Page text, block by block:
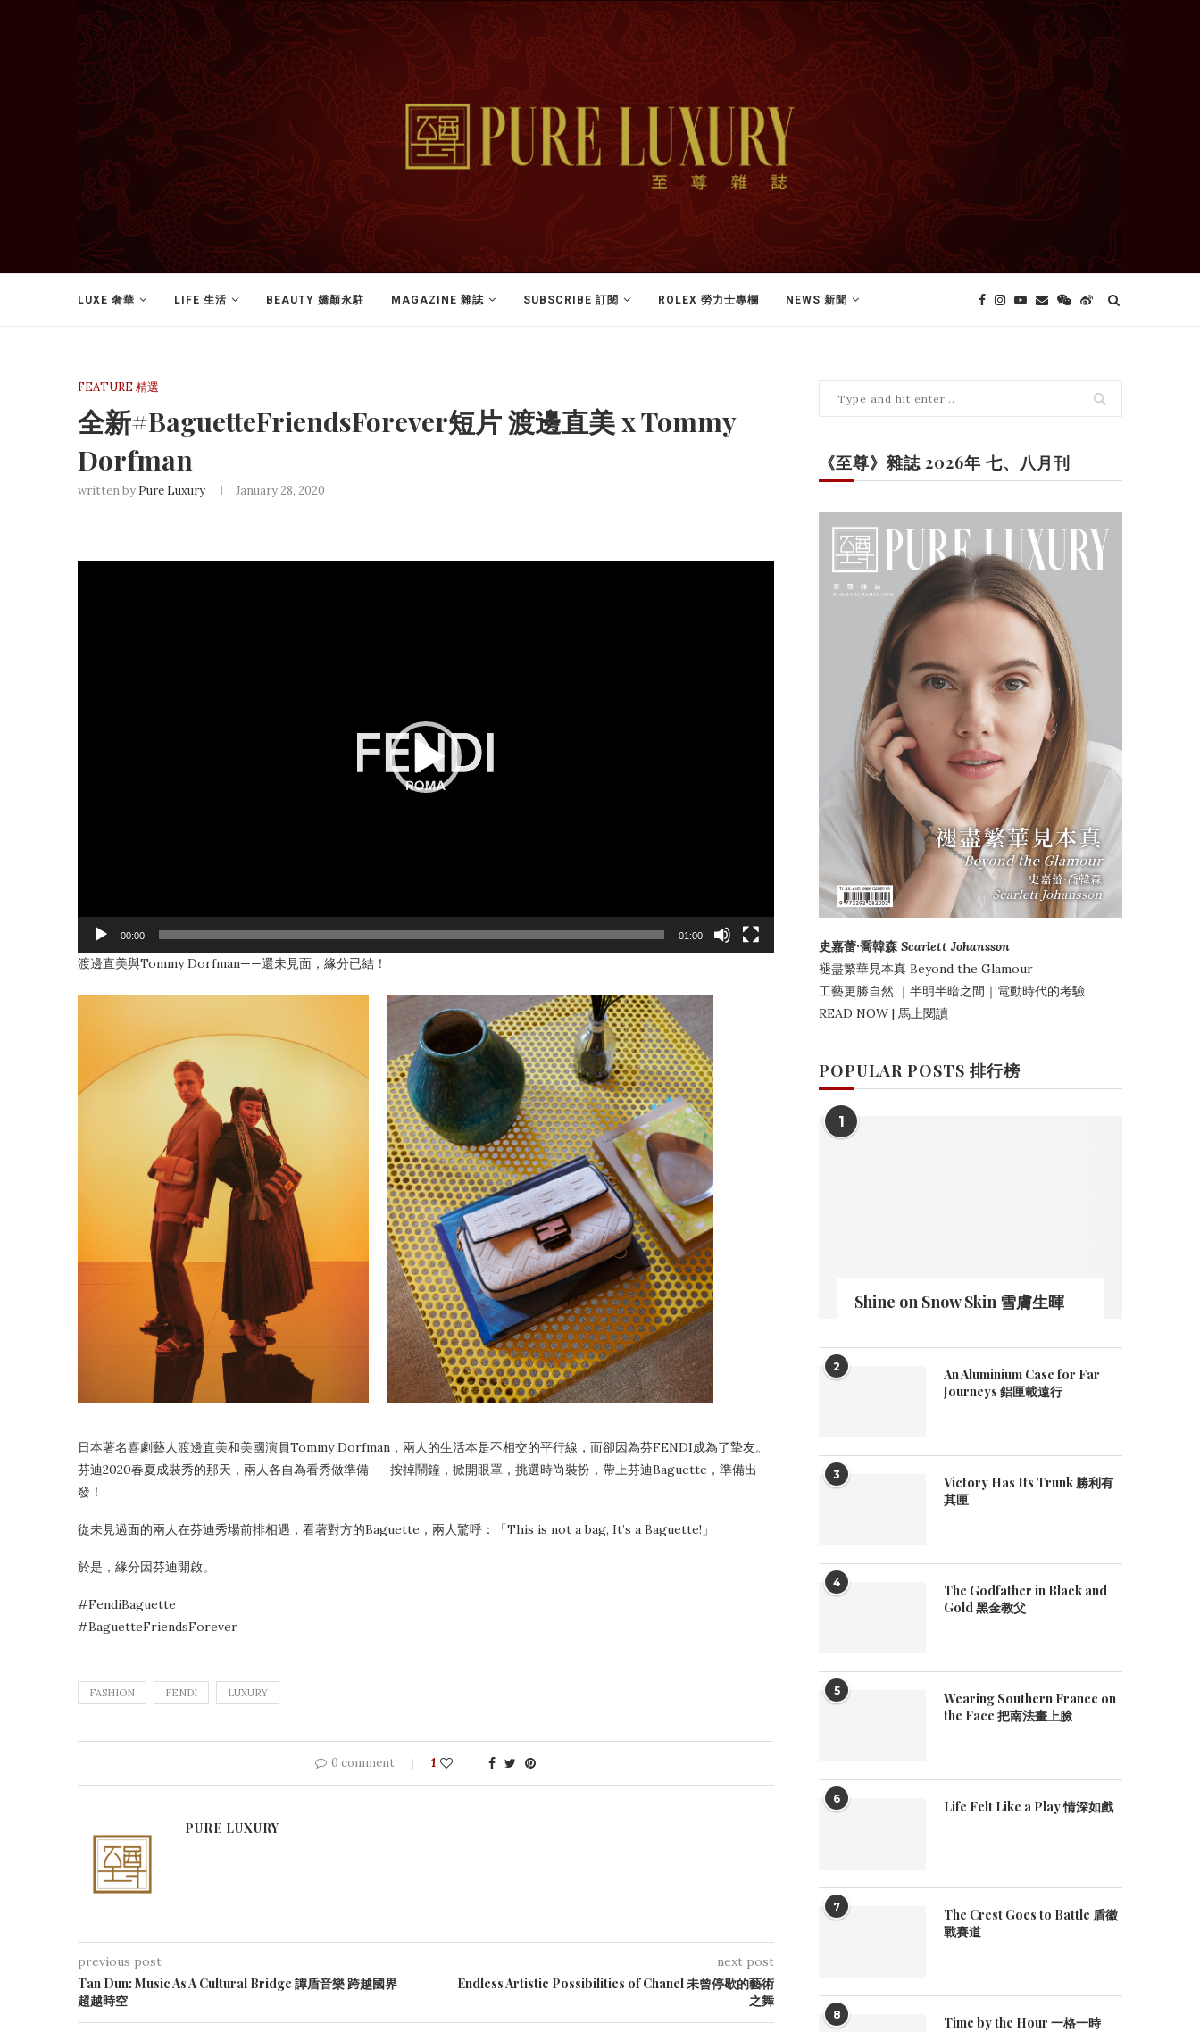
LUXE 奢華 LIFE 生活 BEAUTY 嬌顏永駐 MAGAZINE 雜誌 SUBSCRIBE 訂閱 ROLEX 勞力士專欄 NEWS 新聞
FEATURE 精選
全新#BaguetteFriendsForever短片 渡邊直美 x Tommy
Dorfman
written by Pure Luxury January 28, 2020
00:00 01:00
渡邊直美與Tommy Dorfman——還未見面，緣分已結！
日本著名喜劇藝人渡邊直美和美國演員Tommy Dorfman，兩人的生活本是不相交的平行線，而卻因為芬FENDI成為了摯友。
芬迪2020春夏成裝秀的那天，兩人各自為看秀做準備——按掉鬧鐘，掀開眼罩，挑選時尚裝扮，帶上芬迪Baguette，準備出
發！
從未見過面的兩人在芬迪秀場前排相遇，看著對方的Baguette，兩人驚呼：「This is not a bag, It’s a Baguette!」
於是，緣分因芬迪開啟。
#FendiBaguette
#BaguetteFriendsForever
FASHION FENDI LUXURY
0 comment 1
PURE LUXURY
previous post
Tan Dun: Music As A Cultural Bridge 譚盾音樂 跨越國界
超越時空
next post
Endless Artistic Possibilities of Chanel 未曾停歇的藝術
之舞
《至尊》雜誌 2026年 七、八月刊
史嘉蕾·喬韓森 Scarlett Johansson
褪盡繁華見本真 Beyond the Glamour
工藝更勝自然 ｜ 半明半暗之間 ｜電動時代的考驗
READ NOW | 馬上閱讀
POPULAR POSTS 排行榜
1
Shine on Snow Skin 雪膚生暉
2
An Aluminium Case for Far
Journeys 鋁匣載遠行
3
Victory Has Its Trunk 勝利有
其匣
4
The Godfather in Black and
Gold 黑金教父
5
Wearing Southern France on
the Face 把南法畫上臉
6 Life Felt Like a Play 情深如戲
7
The Crest Goes to Battle 盾徽
戰賽道
8 Time by the Hour 一格一時